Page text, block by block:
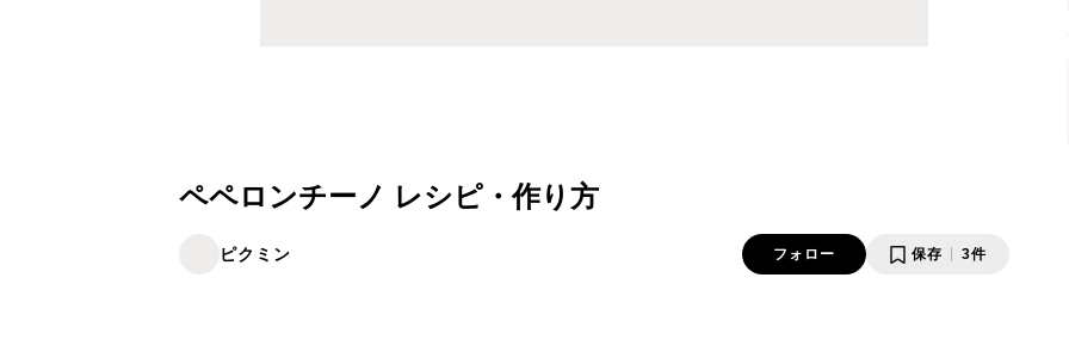
ペペロンチーノ レシピ・作り方
ピクミン フォロー 保存 3件